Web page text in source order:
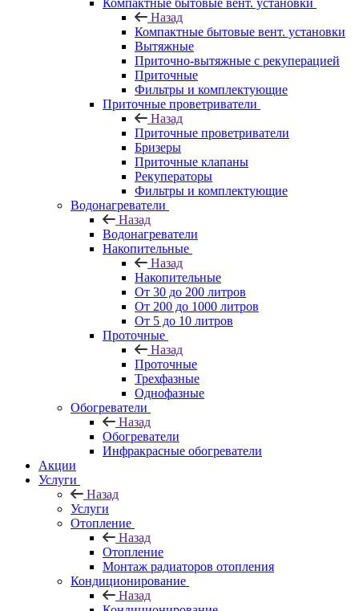
Компактные бытовые вент. установки
Назад
Компактные бытовые вент. установки
Вытяжные
Приточно-вытяжные с рекуперацией
Приточные
Фильтры и комплектующие
Приточные проветриватели
Назад
Приточные проветриватели
Бризеры
Приточные клапаны
Рекуператоры
Фильтры и комплектующие
Водонагреватели
Назад
Водонагреватели
Накопительные
Назад
Накопительные
От 30 до 200 литров
От 200 до 1000 литров
От 5 до 10 литров
Проточные
Назад
Проточные
Трехфазные
Однофазные
Обогреватели
Назад
Обогреватели
Инфракрасные обогреватели
Акции
Услуги
Назад
Услуги
Отопление
Назад
Отопление
Монтаж радиаторов отопления
Кондиционирование
Назад